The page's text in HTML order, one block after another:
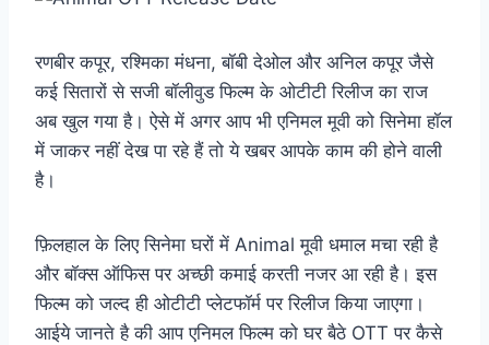
रणबीर कपूर, रश्मिका मंधना, बॉबी देओल और अनिल कपूर जैसे
कई सितारों से सजी बॉलीवुड फिल्म के ओटीटी रिलीज का राज
अब खुल गया है। ऐसे में अगर आप भी एनिमल मूवी को सिनेमा हॉल
में जाकर नहीं देख पा रहे हैं तो ये खबर आपके काम की होने वाली
है।
फ़िलहाल के लिए सिनेमा घरों में Animal मूवी धमाल मचा रही है
और बॉक्स ऑफिस पर अच्छी कमाई करती नजर आ रही है। इस
फिल्म को जल्द ही ओटीटी प्लेटफॉर्म पर रिलीज किया जाएगा।
आईये जानते है की आप एनिमल फिल्म को घर बैठे OTT पर कैसे